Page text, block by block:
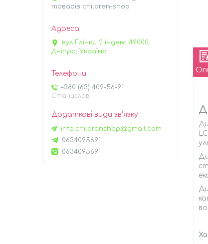
товарів children-shop
вул.Глінки 2 індекс 49000,
Дніпро, Україна
+380 (63) 409-56-91
Станислав
info.childrenshop@gmail.com
0634095691
0634095691